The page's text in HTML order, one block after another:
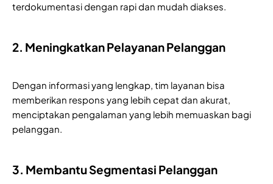
terdokumentasi dengan rapi dan mudah diakses.
2. Meningkatkan Pelayanan Pelanggan
Dengan informasi yang lengkap, tim layanan bisa
memberikan respons yang lebih cepat dan akurat,
menciptakan pengalaman yang lebih memuaskan bagi
pelanggan.
3. Membantu Segmentasi Pelanggan